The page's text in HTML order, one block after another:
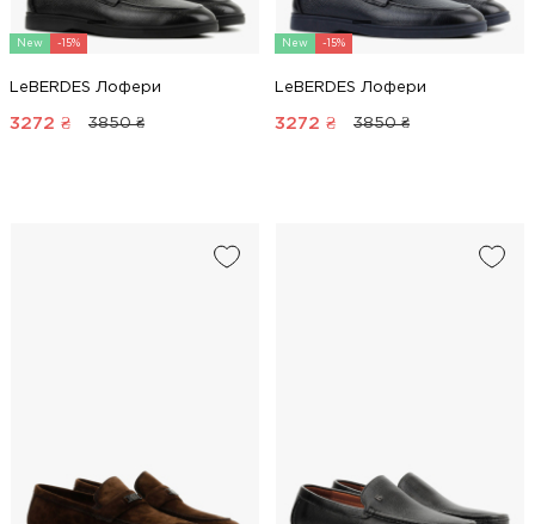
New -15%
LeBERDES Лофери
3272 ₴ 3850 ₴
New -15%
LeBERDES Лофери
3272 ₴ 3850 ₴